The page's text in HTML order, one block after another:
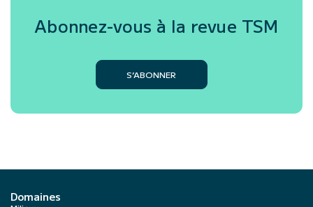
Abonnez-vous à la revue TSM
S’ABONNER
Domaines